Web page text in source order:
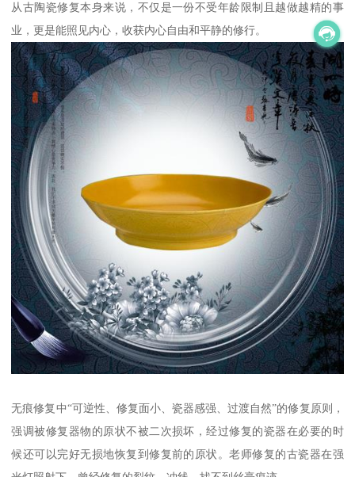
从古陶瓷修复本身来说，不仅是一份不受年龄限制且越做越精的事
业，更是能照见内心，收获内心自由和平静的修行。
无痕修复中“可逆性、修复面小、瓷器感强、过渡自然”的修复原则，
强调被修复器物的原状不被二次损坏，经过修复的瓷器在必要的时
候还可以完好无损地恢复到修复前的原状。老师修复的古瓷器在强